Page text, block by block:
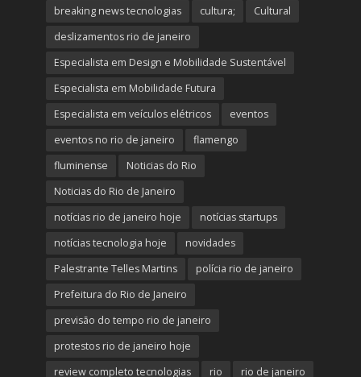
breaking news tecnologias
cultura;
Cultural
deslizamentos rio de janeiro
Especialista em Design e Mobilidade Sustentável
Especialista em Mobilidade Futura
Especialista em veículos elétricos
eventos
eventos no rio de janeiro
flamengo
fluminense
Noticias do Rio
Noticias do Rio de Janeiro
notícias rio de janeiro hoje
notícias startups
notícias tecnologia hoje
novidades
Palestrante Telles Martins
polícia rio de janeiro
Prefeitura do Rio de Janeiro
previsão do tempo rio de janeiro
protestos rio de janeiro hoje
review completo tecnologias
rio
rio de janeiro